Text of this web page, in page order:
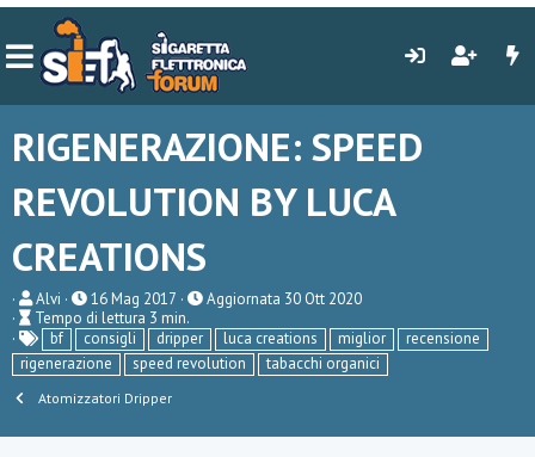
RIGENERAZIONE: SPEED
REVOLUTION BY LUCA
CREATIONS
A
u
t
o
r
e
Alvi
P
u
b
l
i
s
16 Mag 2017 Aggiornata 30 Ott 2020
T
e
m
p
o
Tempo di lettura 3 min.
T
a
g
bf consigli dripper luca creations miglior
recensione
rigenerazione
speed revolution tabacchi organici
Atomizzatori Dripper